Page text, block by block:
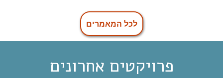
לכל המאמרים
פרויקטים אחרונים